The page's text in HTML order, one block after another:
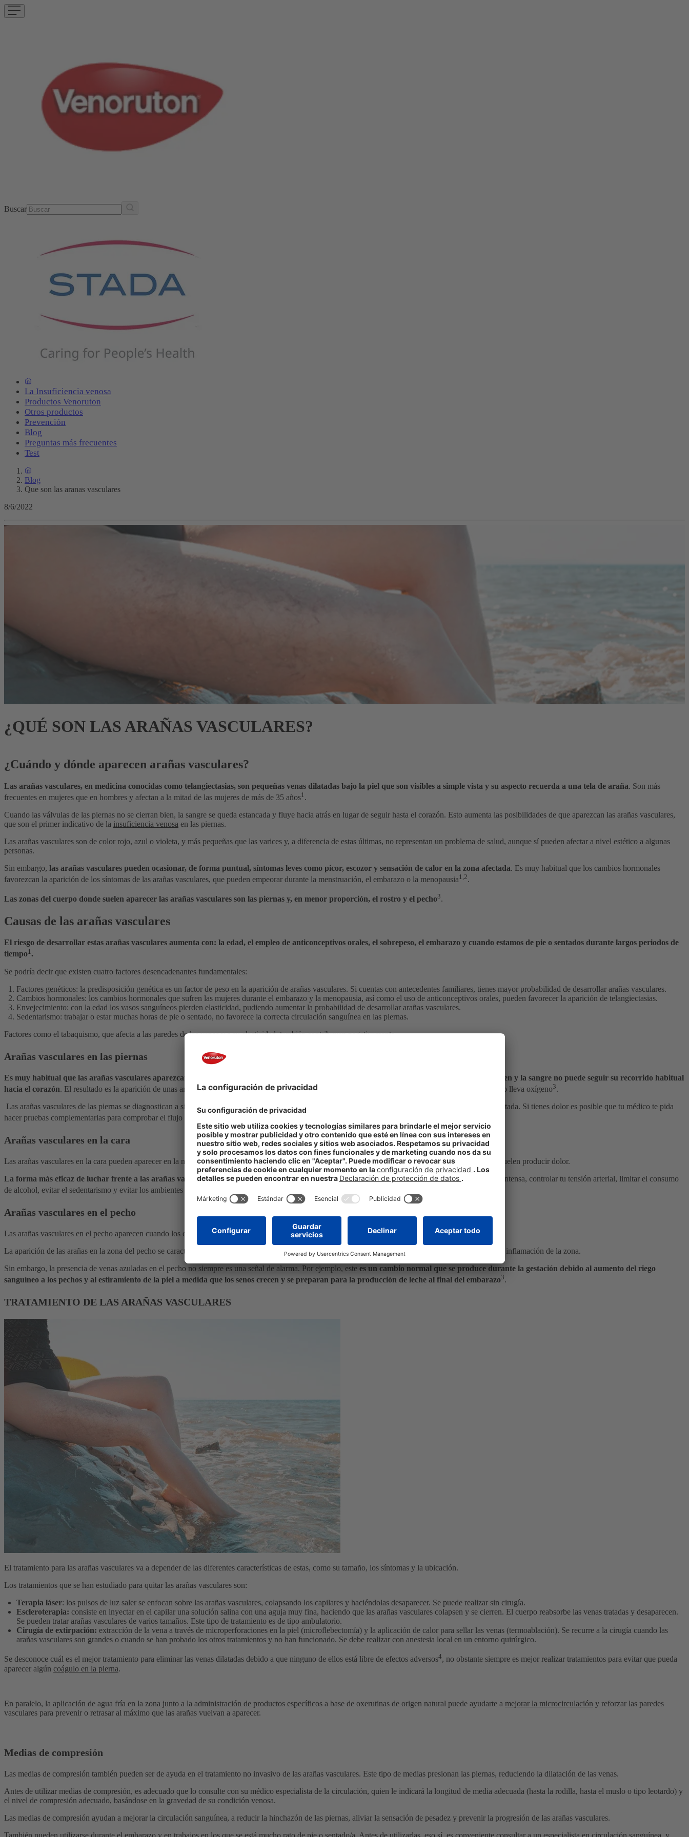
Buscar
La Insuficiencia venosa
Productos Venoruton
Otros productos
Prevención
Blog
Preguntas más frecuentes
Test
Blog
Que son las aranas vasculares
8/6/2022
¿QUÉ SON LAS ARAÑAS VASCULARES?
¿Cuándo y dónde aparecen arañas vasculares?
Las arañas vasculares, en medicina conocidas como telangiectasias, son pequeñas venas dilatadas bajo la piel que son visibles a simple vista y su aspecto recuerda a una tela de araña. Son más
frecuentes en mujeres que en hombres y afectan a la mitad de las mujeres de más de 35 años1 .
Cuando las válvulas de las piernas no se cierran bien, la sangre se queda estancada y fluye hacia atrás en lugar de seguir hasta el corazón. Esto aumenta las posibilidades de que aparezcan las arañas vasculares,
que son el primer indicativo de la insuficiencia venosa en las piernas.
Las arañas vasculares son de color rojo, azul o violeta, y más pequeñas que las varices y, a diferencia de estas últimas, no representan un problema de salud, aunque sí pueden afectar a nivel estético a algunas
personas.
Sin embargo, las arañas vasculares pueden ocasionar, de forma puntual, síntomas leves como picor, escozor y sensación de calor en la zona afectada. Es muy habitual que los cambios hormonales
favorezcan la aparición de los síntomas de las arañas vasculares, que pueden empeorar durante la menstruación, el embarazo o la menopausia1,2.
Las zonas del cuerpo donde suelen aparecer las arañas vasculares son las piernas y, en menor proporción, el rostro y el pecho3.
Causas de las arañas vasculares
El riesgo de desarrollar estas arañas vasculares aumenta con: la edad, el empleo de anticonceptivos orales, el sobrepeso, el embarazo y cuando estamos de pie o sentados durante largos periodos de
tiempo1 .
Se podría decir que existen cuatro factores desencadenantes fundamentales:
Factores genéticos: la predisposición genética es un factor de peso en la aparición de arañas vasculares. Si cuentas con antecedentes familiares, tienes mayor probabilidad de desarrollar arañas vasculares.
Cambios hormonales: los cambios hormonales que sufren las mujeres durante el embarazo y la menopausia, así como el uso de anticonceptivos orales, pueden favorecer la aparición de telangiectasias.
Envejecimiento: con la edad los vasos sanguíneos pierden elasticidad, pudiendo aumentar la probabilidad de desarrollar arañas vasculares.
Sedentarismo: trabajar o estar muchas horas de pie o sentado, no favorece la correcta circulación sanguínea en las piernas.
Factores como el tabaquismo, que afecta a las paredes de las venas y a su elasticidad, también contribuyen negativamente.
Arañas vasculares en las piernas
Es muy habitual que las arañas vasculares aparezcan en las piernas, debido a que las válvulas de las
de las piernas no funcionan bien y la sangre no puede seguir su recorrido habitual
hacia el corazón. El resultado es la aparición de unas arañas vasculares de color azul, este color es debido a que la sangre que se encuentra en su interior no lleva oxígeno3.
Las arañas vasculares de las piernas se diagnostican a simple vista por el profesional de la salud a través de observar tus piernas mientras estás parada o sentada. Si tienes dolor es posible que tu médico te pida
hacer pruebas complementarias para comprobar el flujo sanguíneo de tus venas y así poder detectar coágulos sanguíneos
Arañas vasculares en la cara
Las arañas vasculares en la cara pueden aparecer en la nariz y en las mejillas. A diferencia de las varices de las piernas, las arañas vasculares de la cara no suelen producir dolor.
La forma más eficaz de luchar frente a las arañas vasculares en la cara es evitar su aparición. Para ello, tienes que protegerte de la exposición al sol intensa, controlar tu tensión arterial, limitar el consumo
de alcohol, evitar el sedentarismo y evitar los ambientes con un calor extremo, como por ejemplo las saunas
Arañas vasculares en el pecho
Las arañas vasculares en el pecho aparecen cuando los capilares superficiales del pecho se ven más marcados a través de la piel.
La aparición de las arañas en la zona del pecho se caracterizan por ser unas líneas finas parecidas a un laberinto que se pueden acompañar de picor y/o leve inflamación de la zona.
Sin embargo, la presencia de venas azuladas en el pecho no siempre es una señal de alarma. Por ejemplo, este es un cambio normal que se produce durante la gestación debido al aumento del riego
sanguíneo a los pechos y al estiramiento de la piel a medida que los senos crecen y se preparan para la producción de leche al final del embarazo3.
TRATAMIENTO DE LAS ARAÑAS VASCULARES
El tratamiento para las arañas vasculares va a depender de las diferentes características de estas, como su tamaño, los síntomas y la ubicación.
Los tratamientos que se han estudiado para quitar las arañas vasculares son:
Terapia láser: los pulsos de luz saler se enfocan sobre las arañas vasculares, colapsando los capilares y haciéndolas desaparecer. Se puede realizar sin cirugía.
Escleroterapia: consiste en inyectar en el capilar una solución salina con una aguja muy fina, haciendo que las arañas vasculares colapsen y se cierren. El cuerpo reabsorbe las venas tratadas y desaparecen.
Se pueden tratar arañas vasculares de varios tamaños. Este tipo de tratamiento es de tipo ambulatorio.
Cirugía de extirpación: extracción de la vena a través de microperforaciones en la piel (microflebectomía) y la aplicación de calor para sellar las venas (termoablación). Se recurre a la cirugía cuando las
arañas vasculares son grandes o cuando se han probado los otros tratamientos y no han funcionado. Se debe realizar con anestesia local en un entorno quirúrgico.
Se desconoce cuál es el mejor tratamiento para eliminar las venas dilatadas debido a que ninguno de ellos está libre de efectos adversos4, no obstante siempre es mejor realizar tratamientos para evitar que pueda
aparecer algún coágulo en la pierna.
En paralelo, la aplicación de agua fría en la zona junto a la administración de productos específicos a base de oxerutinas de origen natural puede ayudarte a mejorar la microcirculación y reforzar las paredes
vasculares para prevenir o retrasar al máximo que las arañas vuelvan a aparecer.
Medias de compresión
Las medias de compresión también pueden ser de ayuda en el tratamiento no invasivo de las arañas vasculares. Este tipo de medias presionan las piernas, reduciendo la dilatación de las venas.
Antes de utilizar medias de compresión, es adecuado que lo consulte con su médico especialista de la circulación, quien le indicará la longitud de media adecuada (hasta la rodilla, hasta el muslo o tipo leotardo) y
el nivel de compresión adecuado, basándose en la gravedad de su condición venosa.
Las medias de compresión ayudan a mejorar la circulación sanguínea, a reducir la hinchazón de las piernas, aliviar la sensación de pesadez y prevenir la progresión de las arañas vasculares.
También pueden utilizarse durante el embarazo y en trabajos en los que se está mucho rato de pie o sentado/a. Antes de utilizarlas, eso sí, es conveniente consultar a un especialista en circulación sanguínea, y